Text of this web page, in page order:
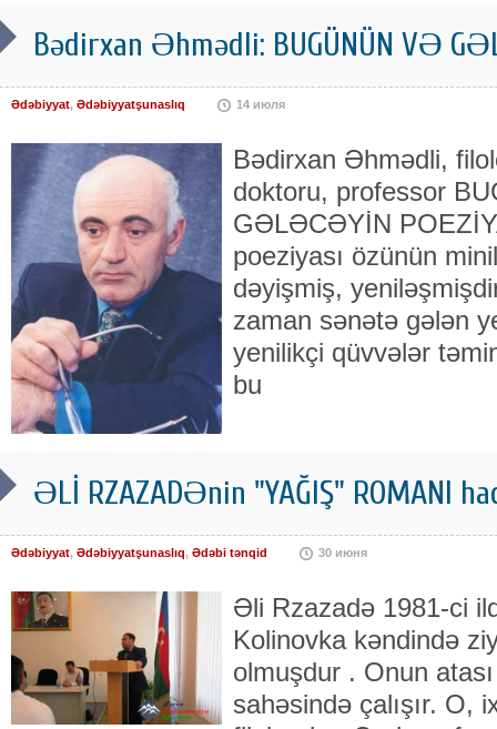
Bədirxan Əhmədli: BUGÜNÜN VƏ
Ədəbiyyat, Ədəbiyyatşunaslıq 14 июля
Bədirxan Əhmədli,
doktoru, professor
GƏLƏCƏYİN
poeziyası özünün
dəyişmiş,
zaman sənətə gələn
yenilikçi qüvvələr
bu
ƏLİ RZAZADƏnin "YAĞIŞ" ROMANI
Ədəbiyyat, Ədəbiyyatşunaslıq, Ədəbi tənqid 30 июня
Əli Rzazadə 1981-ci
Kolinovka kəndində
olmuşdur . Onun
sahəsində çalışır. O,